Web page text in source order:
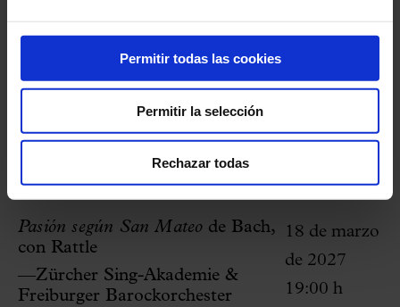
Permitir todas las cookies
Permitir la selección
Rechazar todas
habituales.
Pasión según San Mateo de Bach,
con Rattle
—Zürcher Sing-Akademie &
Freiburger Barockorchester
18 de marzo
de 2027
19:00 h